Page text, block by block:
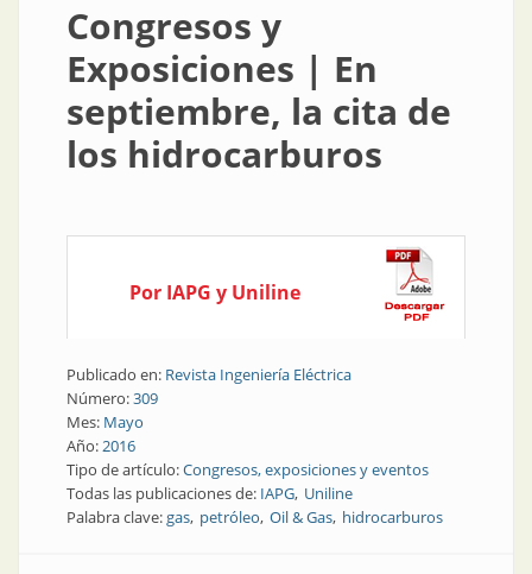
Congresos y
Exposiciones | En
septiembre, la cita de
los hidrocarburos
Por IAPG y Uniline
Publicado en: Revista Ingeniería Eléctrica
Número:309
Mes: Mayo
Año:2016
Tipo de artículo:Congresos, exposiciones y eventos
Todas las publicaciones de: IAPG Uniline
Palabra clave:gas petróleo Oil & Gas hidrocarburos